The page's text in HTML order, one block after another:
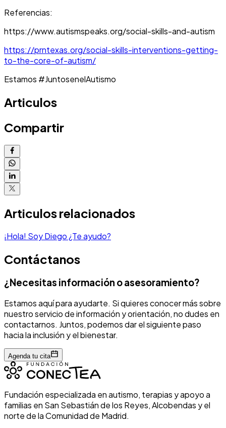
Referencias:
https://www.autismspeaks.org/social-skills-and-autism
https://prntexas.org/social-skills-interventions-getting-
to-the-core-of-autism/
Estamos #JuntosenelAutismo
Articulos
Compartir
Articulos relacionados
¡Hola! Soy Diego ¿Te ayudo?
Contáctanos
¿Necesitas información o asesoramiento?
Estamos aquí para ayudarte. Si quieres conocer más sobre
nuestro servicio de información y orientación, no dudes en
contactarnos. Juntos, podemos dar el siguiente paso
hacia la inclusión y el bienestar.
Agenda tu cita
Fundación especializada en autismo, terapias y apoyo a
familias en San Sebastián de los Reyes, Alcobendas y el
norte de la Comunidad de Madrid.